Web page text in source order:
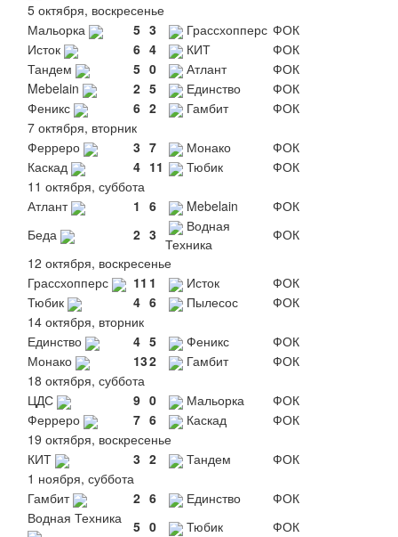
5 октября, воскресенье
Мальорка
5 3 Грассхопперс ФОК
Исток
6 4 КИТ
ФОК
Тандем
5 0 Атлант
ФОК
Mebelain
2 5 Единство
ФОК
Феникс
6 2 Гамбит
ФОК
7 октября, вторник
Ферреро
3 7 Монако
ФОК
Каскад
4 11 Тюбик
ФОК
11 октября, суббота
Атлант
1 6 Mebelain
ФОК
Беда
2 3
Водная
Техника
ФОК
12 октября, воскресенье
Грассхопперс
11 1 Исток
ФОК
Тюбик
4 6 Пылесос
ФОК
14 октября, вторник
Единство
4 5 Феникс
ФОК
Монако
132 Гамбит
ФОК
18 октября, суббота
ЦДС
9 0 Мальорка
ФОК
Ферреро
7 6 Каскад
ФОК
19 октября, воскресенье
КИТ
3 2 Тандем
ФОК
1 ноября, суббота
Гамбит
2 6 Единство
ФОК
Водная Техника
5 0 Тюбик
ФОК